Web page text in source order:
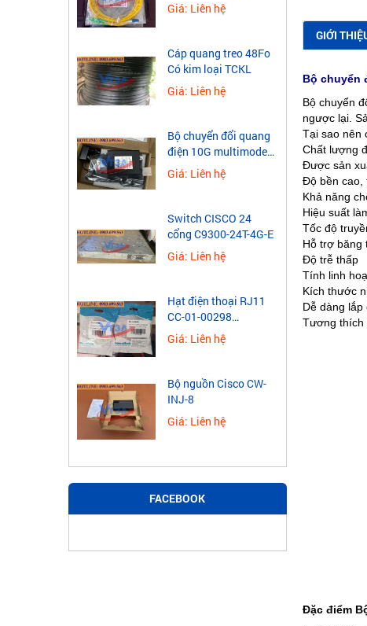
Giá: Liên hệ
Cáp quang treo 48Fo
Có kim loại TCKL
Giá: Liên hệ
Bộ chuyển đổi quang
điện 10G multimode
Wintop YT-10G-SFP-
AS
Giá: Liên hệ
Switch CISCO 24
cổng C9300-24T-4G-E
Giá: Liên hệ
Hạt điện thoại RJ11
CC-01-00298
Novalink 4 chân mạ
vàng
Giá: Liên hệ
Bộ nguồn Cisco CW-
INJ-8
Giá: Liên hệ
FACEBOOK
GIỚI
Bộ chuyển
Bộ chuyển
ngược lại.
Tại sao nên
Chất lượng
Được sản
Độ bền cao,
Khả năng
Hiệu suất
Tốc độ
Hỗ trợ băng
Độ trễ thấp
Tính linh
Kích thước
Dễ dàng lắp
Tương thích
Đặc điểm